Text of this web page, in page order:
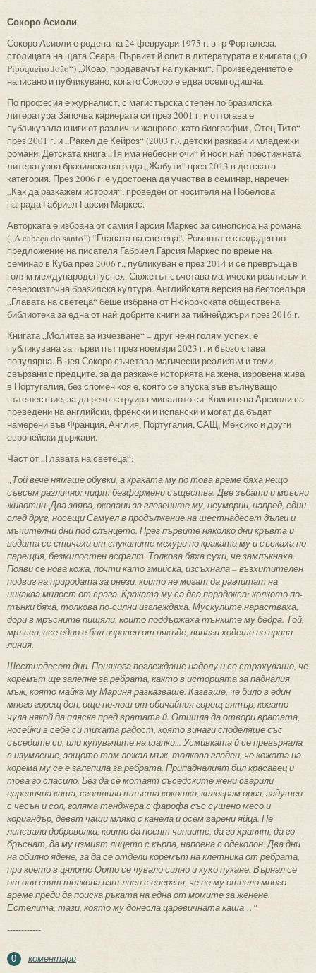
Сокоро Асиоли
Сокоро Асиоли е родена на 24 февруари 1975 г. в гр Форталеза,
столицата на щата Сеара. Първият й опит в литературата е книгата („O
Pipoqueiro João“) „Жоао, продавачът на пуканки“. Произведението е
написано и публикувано, когато Сокоро е едва осемгодишна.
По професия е журналист, с магистърска степен по бразилска
литература Започва кариерата си през 2001 г. и оттогава е
публикувала книги от различни жанрове, като биографии „Отец Тито“
през 2001 г. и „Ракел де Кейроз“ (2003 г.), детски разкази и младежки
романи. Детската книга „Тя има небесни очи“ й носи най-престижната
литературна бразилска награда „Жабути“ през 2013 в детската
категория. През 2006 г. е удостоена да участва в семинар, наречен
„Как да разкажем история“, проведен от носителя на Нобелова
награда Габриел Гарсия Маркес.
Авторката е избрана от самия Гарсия Маркес за синопсиса на романа
(„A cabeça do santo“) “Главата на светеца“. Романът е създаден по
предложение на писателя Габриел Гарсия Маркес по време на
семинар в Куба през 2006 г., публикуван е през 2014 и се превръща в
голям международен успех. Сюжетът съчетава магически реализъм и
североизточна бразилска култура. Английската версия на бестселъра
„Главата на светеца“ беше избрана от Нюйоркската обществена
библиотека за една от най-добрите книги за тийнейджъри през 2016 г.
Книгата „Молитва за изчезване“ – друг неин голям успех, е
публикувана за първи път през ноември 2023 г. и бързо става
популярна. В нея Сокоро съчетава магически реализъм и теми,
свързани с предците, за да разкаже историята на жена, изровена жива
в Португалия, без спомен коя е, която се впуска във вълнуващо
пътешествие, за да реконструира миналото си. Книгите на Арсиоли са
преведени на английски, френски и испански и могат да бъдат
намерени във Франция, Англия, Португалия, САЩ, Мексико и други
европейски държави.
Част от „Главата на светеца“:
„Той вече нямаше обувки, а краката му по това време бяха нещо
съвсем различно: чифт безформени същества. Две зъбати и мръсни
животни. Двазвяра, оковани за глезените му, неуморни, напред, един
след друг, носещи Самуел в продължение на шестнадесет дълги и
мъчителни дни под слънцето. През първите няколко дни кръвта и
водатасе стичаха от спуканите мехури по краката му исъскаха по
парещия, безмилостен асфалт. Толкова бяха сухи, че замлъкнаха.
Появи се нова кожа, почти като змийска, изсъхнала – възхитителен
подвиг на природата за онези, които не могат да разчитат на
никаква милост от врага. Краката му са два парадокса: колкото по-
тънки бяха, толкова по-силни изглеждаха. Мускулите нарастваха,
дори в мръсните пищяли, които поддържаха тънките му бедра. Той,
мръсен, все едно е бил изровен от някъде, винаги ходеше по права
линия.
Шестнадесет дни. Понякога поглеждаше надолу и се страхуваше, че
коремът ще залепне за ребрата, както в историята за падналия
мъж, която майка му Мариня разказваше. Казваше, че било в един
много горещ ден, още по-лош от обичайния горещ вятър, когато
чула някой да пляска пред вратата й. Отишла да отвори вратата,
носейки в себе си тихата радост, която винаги споделяше със
съседите си, или купувачите на шапки... Усмивката й се превърнала
в изумление, защото там лежал мъж, толкова гладен, че кожата на
корема му се е залепила за ребрата. Припадналият бил красавец и
това го спасило. Без да се мотаят съседските жени сварили
царевична каша, сготвили тлъста кокошка, килограм ориз, задушен
с чесън и сол, голяма тенджера с фарофа със сушено месо и
кориандър, девет чаши мляко с канела и осем варени яйца. Не
липсвали доброволки, които да носят чиниите, да го хранят, да го
бръснат, да му измият лицето с кърпа, напоена с одеколон. Два дни
на обилно ядене, за да се отдели коремът на клетника от ребрата,
при което в цялото Орто се чувало силно и кухо пукане. Върнал се
от оня свят толкова изпълнен с енергия, че не му отнело много
време преди да поиска ръката на една от момите за женене.
Естелита, тази, която му донесла царевичната каша…“
------------
0 коментари